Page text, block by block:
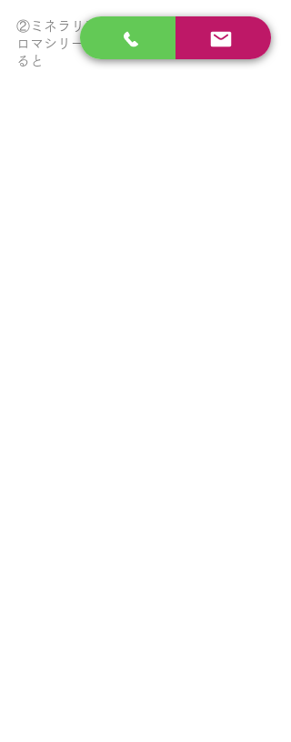
②ミネラリア　デッドシーバスソルトア
ロマシリーズ１．８ｋｇを１個ご購入す
ると